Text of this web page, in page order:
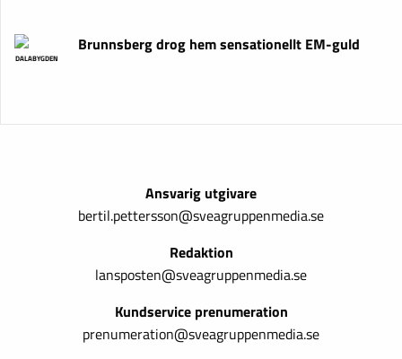
DALABYGDEN
Brunnsberg drog hem sensationellt EM-guld
Ansvarig utgivare
bertil.pettersson@sveagruppenmedia.se
Redaktion
lansposten@sveagruppenmedia.se
Kundservice prenumeration
prenumeration@sveagruppenmedia.se